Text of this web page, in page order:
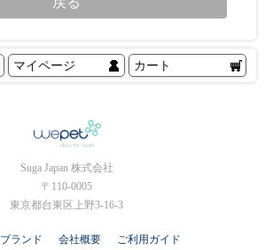
マイページ カート
Suga Japan 株式会社
〒110-0005
東京都台東区上野3-16-3
ブランド 会社概要 ご利用ガイド